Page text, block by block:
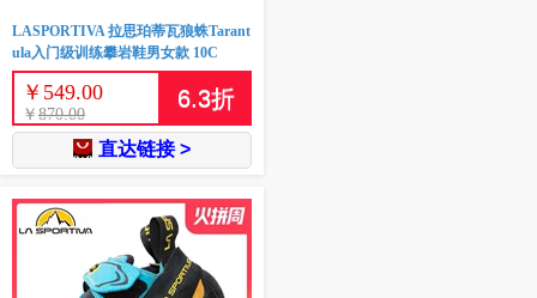
LASPORTIVA 拉思珀蒂瓦狼蛛Tarant
ula入门级训练攀岩鞋男女款 10C
￥ 549.00
￥ 870.00
6.3折
直达链接 >